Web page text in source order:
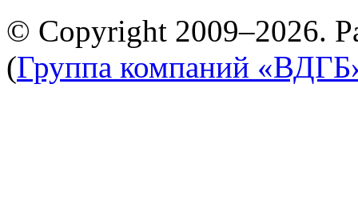
© Copyright 2009–2026.
(Группа компаний